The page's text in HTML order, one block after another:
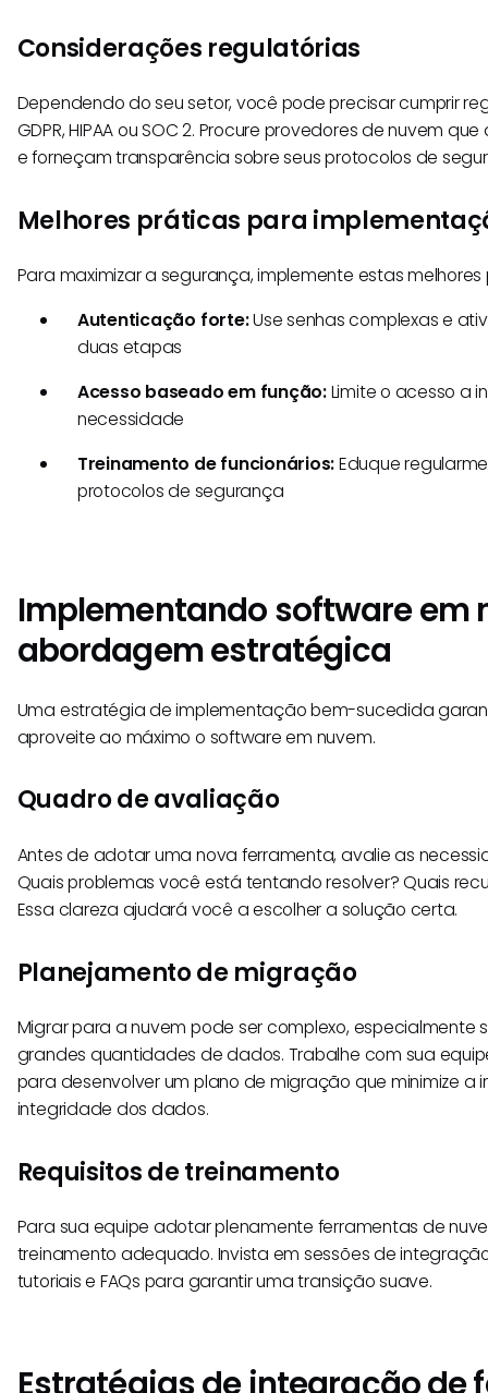
Considerações regulatórias
Dependendo do seu setor, você pode precisar cumprir
GDPR, HIPAA ou SOC 2. Procure provedores de nuvem
e forneçam transparência sobre seus protocolos de
Melhores práticas para
Para maximizar a segurança, implemente estas
Autenticação forte:Use senhas complexas e
duas etapas
Acesso baseado em função:Limite o acesso a
necessidade
Treinamento de funcionários:Eduque
protocolos de segurança
Implementando software em
abordagem estratégica
Uma estratégia de implementação bem-sucedida
aproveite ao máximo o software em nuvem.
Quadro de avaliação
Antes de adotar uma nova ferramenta, avalie as
Quais problemas você está tentando resolver? Quais
Essa clareza ajudará você a escolher a solução certa.
Planejamento de migração
Migrar para a nuvem pode ser complexo, especialmente
grandes quantidades de dados. Trabalhe com sua
para desenvolver um plano de migração que minimize a
integridade dos dados.
Requisitos de treinamento
Para sua equipe adotar plenamente ferramentas de
treinamento adequado. Invista em sessões de
tutoriais e FAQs para garantir uma transição suave.
Estratégias de integração de